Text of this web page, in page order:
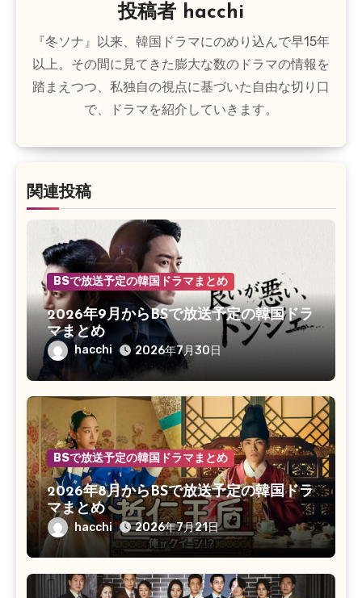
投稿者 hacchi
『冬ソナ』以来、韓国ドラマにのめり込んで早15年
以上。その間に見てきた膨大な数のドラマの情報を
踏まえつつ、私独自の視点に基づいた自由な切り口
で、ドラマを紹介していきます。
関連投稿
BSで放送予定の韓国ドラマまとめ
2026年9月からBSで放送予定の韓国ドラ
マまとめ
hacchi 2026年7月30日
BSで放送予定の韓国ドラマまとめ
2026年8月からBSで放送予定の韓国ドラ
マまとめ
hacchi 2026年7月21日